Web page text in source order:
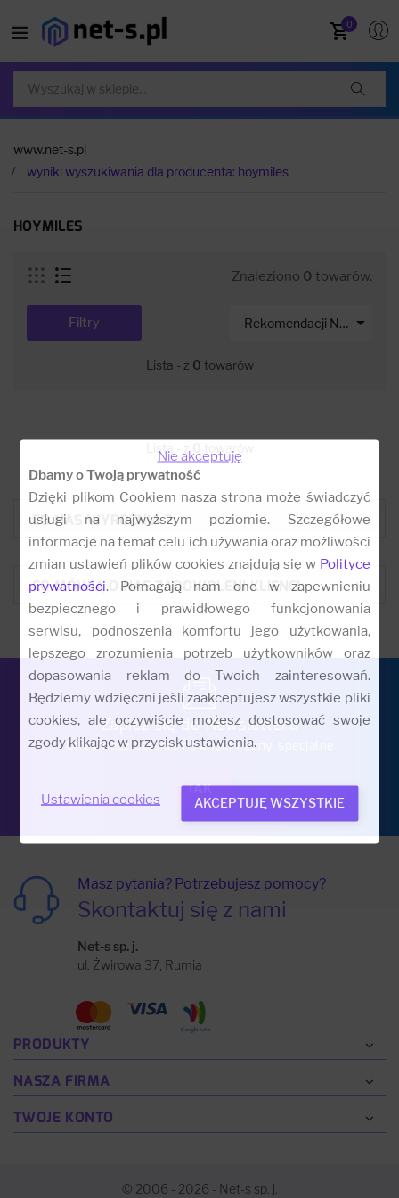
0
www.net-s.pl
wyniki wyszukiwania dla producenta: hoymiles
HOYMILES
Znaleziono 0 towarów.
Rekomendacji Net-s 
Filtry
Lista - z 0 towarów
Lista - z towarów
CO NAS WYRÓŻNIA ?
CO MÓWIĄ O NAS ZADOWOLENI KLIENCI:
Zapisz się do Newslettera
Otrzymasz ostanie nowości i ceny specjalne
Masz pytania? Potrzebujesz pomocy?
Skontaktuj się z nami
Net-s sp. j.
ul. Żwirowa 37, Rumia
PRODUKTY
NASZA FIRMA
TWOJE KONTO
© 2006 - 2026 - Net-s sp. j.
Nie akceptuję
Dbamy o Twoją prywatność
Dzięki plikom Cookiem nasza strona może świadczyć
usługi na najwyższym poziomie. Szczegółowe
informacje na temat celu ich używania oraz możliwości
zmian ustawień plików cookies znajdują się w Polityce
prywatności. Pomagają nam one w zapewnieniu
bezpiecznego i prawidłowego funkcjonowania
serwisu, podnoszenia komfortu jego użytkowania,
lepszego zrozumienia potrzeb użytkowników oraz
dopasowania reklam do Twoich zainteresowań.
Będziemy wdzięczni jeśli zaakceptujesz wszystkie pliki
cookies, ale oczywiście możesz dostosować swoje
zgody klikając w przycisk ustawienia.
Ustawienia cookies AKCEPTUJĘ WSZYSTKIE